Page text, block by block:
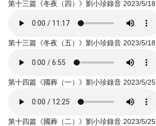
第十三篇《冬夜（四）》劉小珍錄音 2023/5/18
第十三篇《冬夜（五）》劉小珍錄音 2023/5/18
第十四篇《國葬（一）》劉小珍錄音 2023/5/25
第十四篇《國葬（二）》劉小珍錄音 2023/5/25